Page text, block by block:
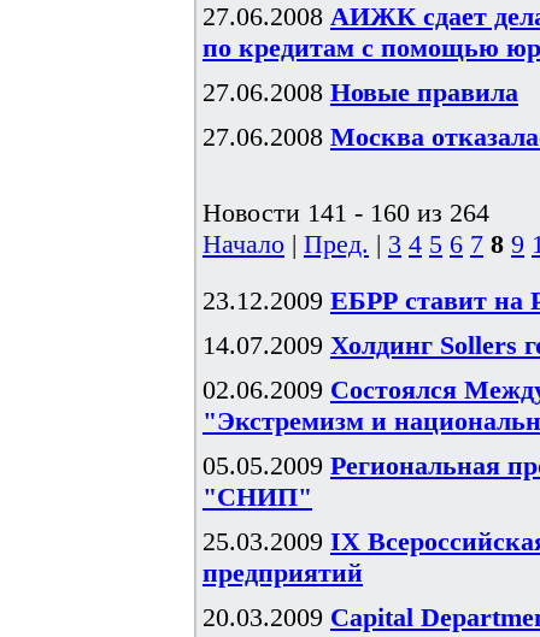
27.06.2008 АИЖК сдает
по кредитам с помощью
27.06.2008 Новые правила
27.06.2008 Москва
Новости 141 - 160 из 264
Начало | Пред. | 3 4 5 6 7 8 9
23.12.2009 ЕБРР ставит на
14.07.2009 Холдинг Sollers
02.06.2009 Состоялся
"Экстремизм и
05.05.2009 Региональная
"СНИП"
25.03.2009 IX
предприятий
20.03.2009 Capital